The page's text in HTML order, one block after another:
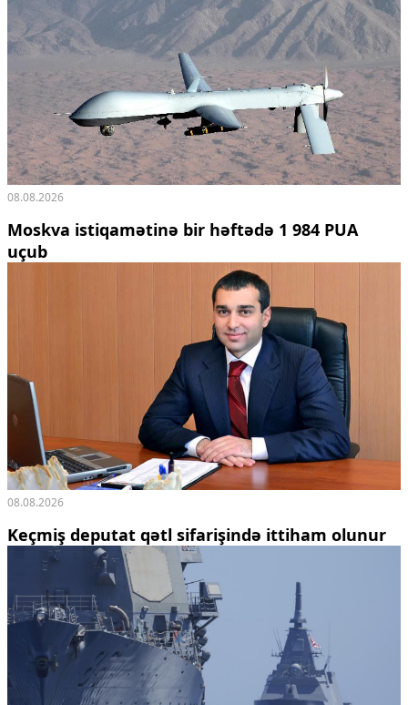
08.08.2026
Moskva istiqamətinə bir həftədə 1 984 PUA
uçub
08.08.2026
Keçmiş deputat qətl sifarişində ittiham olunur